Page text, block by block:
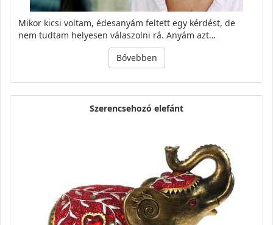
Mikor kicsi voltam, édesanyám feltett egy kérdést, de
nem tudtam helyesen válaszolni rá. Anyám azt…
Bővebben
Szerencsehozó elefánt